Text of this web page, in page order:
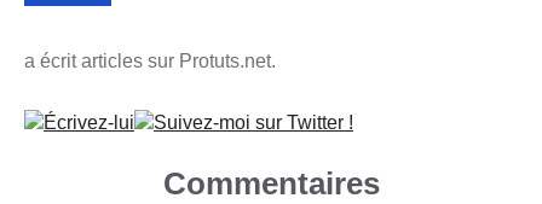
a écrit articles sur Protuts.net.
Écrivez-lui Suivez-moi sur Twitter !
Commentaires